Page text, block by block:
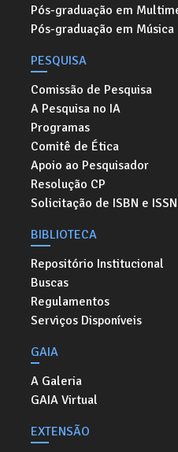
Pós-graduação em
Pós-graduação em Música
PESQUISA
Comissão de Pesquisa
A Pesquisa no IA
Programas
Comitê de Ética
Apoio ao Pesquisador
Resolução CP
Solicitação de ISBN e ISSN
BIBLIOTECA
Repositório Institucional
Buscas
Regulamentos
Serviços Disponíveis
GAIA
A Galeria
GAIA Virtual
EXTENSÃO